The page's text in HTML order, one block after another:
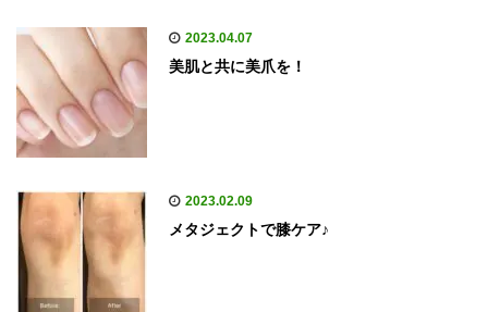
2023.04.07
美肌と共に美爪を！
2023.02.09
メタジェクトで膝ケア♪